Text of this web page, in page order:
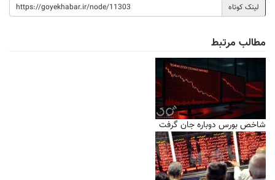
لینک کوتاه
مطالب مرتبط
شاخص بورس دوباره جان گرفت